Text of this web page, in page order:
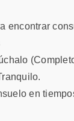
encontrar
en